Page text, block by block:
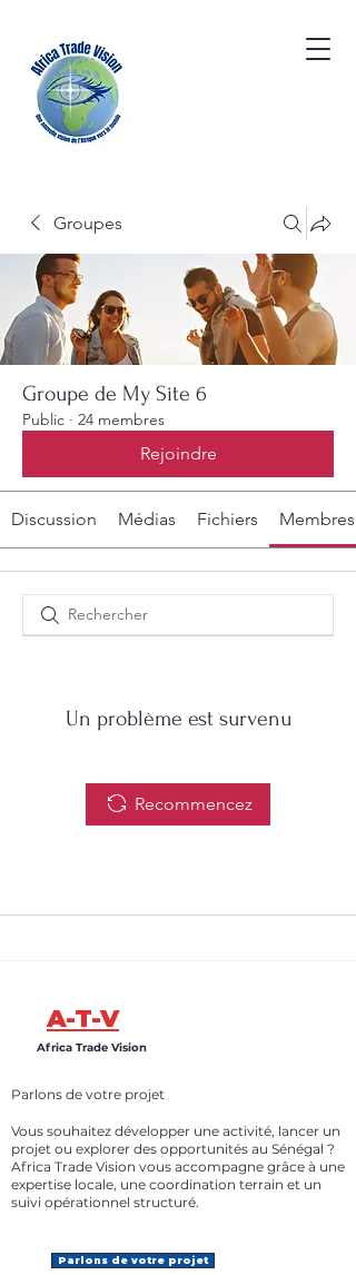
Groupes
Groupe de My Site 6
Public · 24 membres
Rejoindre
Discussion Médias Fichiers Membres
Un problème est survenu
Recommencez
A-T-V
Africa Trade Vision
Parlons de votre projet
Vous souhaitez développer une activité, lancer un
projet ou explorer des opportunités au Sénégal ?
Africa Trade Vision vous accompagne grâce à une
expertise locale, une coordination terrain et un
suivi opérationnel structuré.
Parlons de votre projet